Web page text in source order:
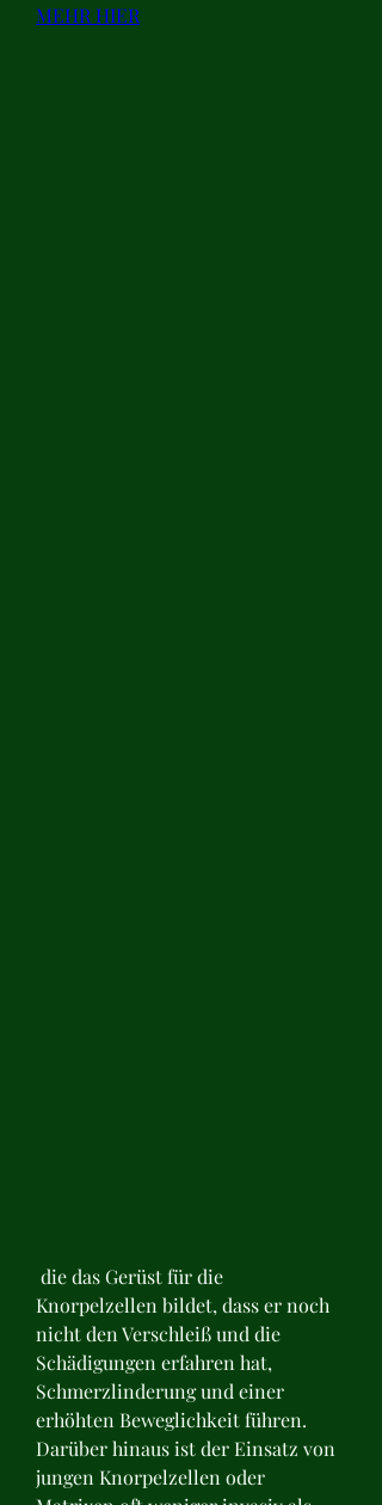
MEHR HIER
Knorpelzellen bildet, dass er noch
nicht den Verschleiß und die
Schädigungen erfahren hat,
Schmerzlinderung und einer
erhöhten Beweglichkeit führen.
Darüber hinaus ist der Einsatz von
jungen Knorpelzellen oder